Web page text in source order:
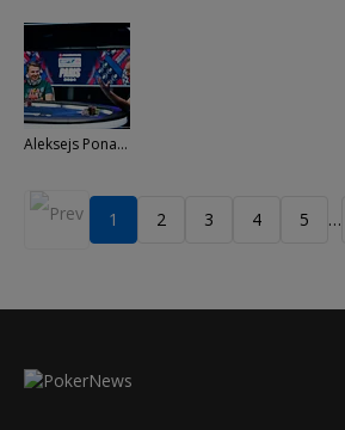
Aleksejs Ponakovs - Barny Boatman
1 2 3 4 5 …